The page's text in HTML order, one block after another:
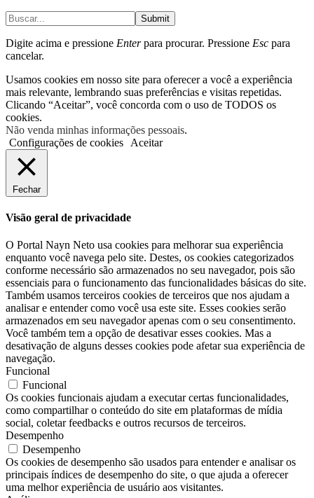
Submit
Digite acima e pressione Enterpara procurar. Pressione Esc para
cancelar.
Usamos cookies em nosso site para oferecer a você a experiência
mais relevante, lembrando suas preferências e visitas repetidas.
Clicando “Aceitar”, você concorda com o uso de TODOS os
cookies.
Não venda minhas informações pessoais.
Configurações de cookies
Aceitar
Fechar
Visão geral de privacidade
O Portal Nayn Neto usa cookies para melhorar sua experiência
enquanto você navega pelo site. Destes, os cookies categorizados
conforme necessário são armazenados no seu navegador, pois são
essenciais para o funcionamento das funcionalidades básicas do site.
Também usamos terceiros cookies de terceiros que nos ajudam a
analisar e entender como você usa este site. Esses cookies serão
armazenados em seu navegador apenas com o seu consentimento.
Você também tem a opção de desativar esses cookies. Mas a
desativação de alguns desses cookies pode afetar sua experiência de
navegação.
Funcional
Funcional
Os cookies funcionais ajudam a executar certas funcionalidades,
como compartilhar o conteúdo do site em plataformas de mídia
social, coletar feedbacks e outros recursos de terceiros.
Desempenho
Desempenho
Os cookies de desempenho são usados ​​para entender e analisar os
principais índices de desempenho do site, o que ajuda a oferecer
uma melhor experiência de usuário aos visitantes.